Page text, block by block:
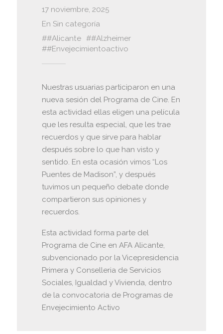
17 noviembre, 2025
En Sin categoría
#Alicante
#Alzheimer
#Envejecimientoactivo
Nuestras usuarias participaron en una
nueva sesión del Programa de Cine. En
esta actividad ellas eligen una película
que les resulta especial, que les trae
recuerdos y que sirve para hablar
después sobre lo que han visto y
sentido. En esta ocasión vimos “Los
Puentes de Madison”, y después
tuvimos un pequeño debate donde
compartieron sus opiniones y
recuerdos.
Esta actividad forma parte del
Programa de Cine en AFA Alicante,
subvencionado por la Vicepresidencia
Primera y Conselleria de Servicios
Sociales, Igualdad y Vivienda, dentro
de la convocatoria de Programas de
Envejecimiento Activo